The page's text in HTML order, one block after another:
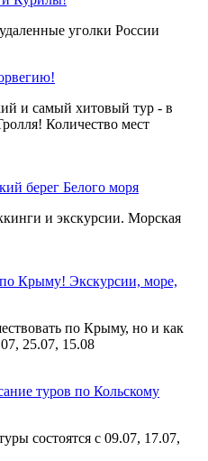
уголки России
и самый хитовый тур - в
Количество мест
берег Белого моря
и экскурсии. Морская
Крыму! Экскурсии, море,
по Крыму, но и как
25.07, 15.08
туров по Кольскому
состоятся с 09.07, 17.07,